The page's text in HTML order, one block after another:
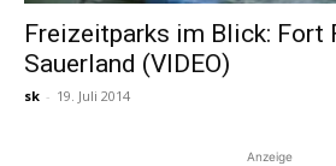
Freizeitparks im Blick: Fort
Sauerland (VIDEO)
sk - 19. Juli 2014
Anzeige